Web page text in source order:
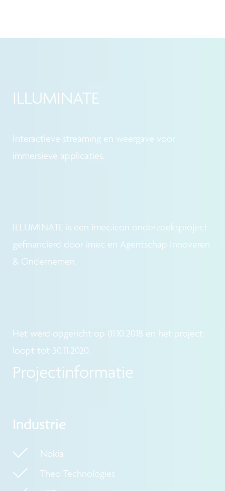
ILLUMINATE
Interactieve streaming en weergave voor
immersieve applicaties.
ILLUMINATE is een imec.icon onderzoeksproject
gefinancierd door imec en Agentschap Innoveren
& Ondernemen.
Het werd opgericht op 01.10.2018 en het project
loopt tot 30.11.2020.
Projectinformatie
Industrie
Nokia
Theo Technologies